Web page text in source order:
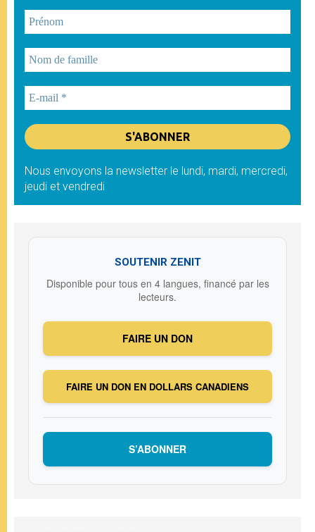
Nous envoyons la newsletter le lundi, mardi, mercredi,
jeudi et vendredi
SOUTENIR ZENIT
Disponible pour tous en 4 langues, financé par les
lecteurs.
FAIRE UN DON
FAIRE UN DON EN DOLLARS CANADIENS
S’ABONNER